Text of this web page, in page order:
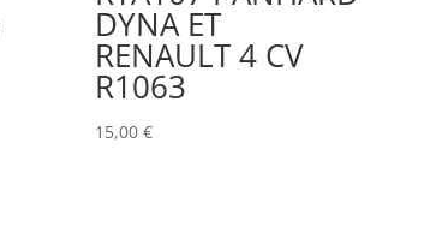
DYNA ET
RENAULT 4 CV
R1063
15,00 €